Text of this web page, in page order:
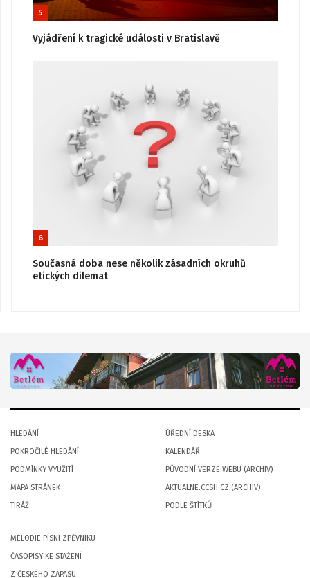
5
Vyjádření k tragické události v Bratislavě
6
Současná doba nese několik zásadních okruhů
etických dilemat
HLEDÁNÍ
POKROČILÉ HLEDÁNÍ
PODMÍNKY VYUŽITÍ
MAPA STRÁNEK
TIRÁŽ
ÚŘEDNÍ DESKA
KALENDÁŘ
PŮVODNÍ VERZE WEBU (ARCHIV)
AKTUALNE.CCSH.CZ (ARCHIV)
PODLE ŠTÍTKŮ
MELODIE PÍSNÍ ZPĚVNÍKU
ČASOPISY KE STAŽENÍ
Z ČESKÉHO ZÁPASU